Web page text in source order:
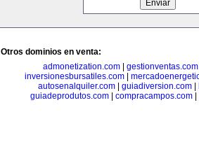
Otros dominios en venta:
admonetization.com| gestionventas.com
inversionesbursatiles.com|
autosenalquiler.com| guiadiversion.com|
guiadeprodutos.com| compracampos.com|